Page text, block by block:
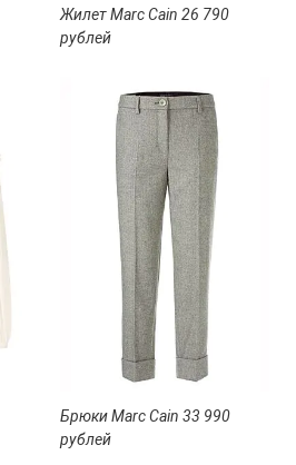
Жилет Marc Cain 26 790
рублей
Брюки Marc Cain 33 990
рублей